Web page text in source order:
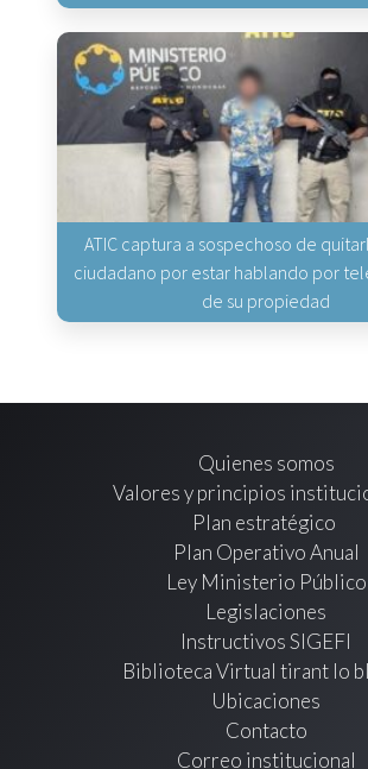
ATIC captura a sospechoso de
ciudadano por estar hablando por
de su propiedad
Quienes somos
Valores y principios
Plan estratégico
Plan Operativo Anual
Ley Ministerio Público
Legislaciones
Instructivos SIGEFI
Biblioteca Virtual tirant lo
Ubicaciones
Contacto
Correo institucional